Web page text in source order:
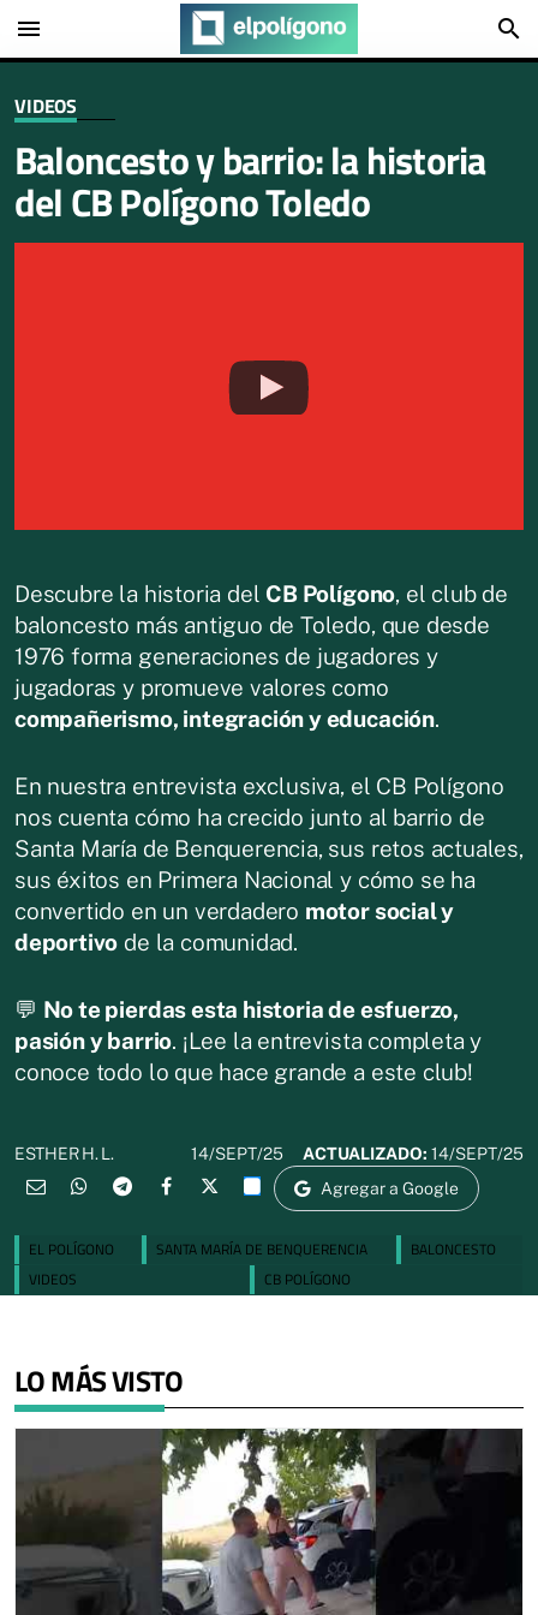
menu search
VIDEOS
Baloncesto y barrio: la historia
del CB Polígono Toledo
Descubre la historia del CB Polígono, el club de
baloncesto más antiguo de Toledo, que desde
1976 forma generaciones de jugadores y
jugadoras y promueve valores como
compañerismo, integración y educación.
En nuestra entrevista exclusiva, el CB Polígono
nos cuenta cómo ha crecido junto al barrio de
Santa María de Benquerencia, sus retos actuales,
sus éxitos en Primera Nacional y cómo se ha
convertido en un verdadero motor social y
deportivo de la comunidad.
💬 No te pierdas esta historia de esfuerzo,
pasión y barrio. ¡Lee la entrevista completa y
conoce todo lo que hace grande a este club!
ESTHER H. L. 14/SEPT/25 ACTUALIZADO: 14/SEPT/25
Agregar a Google
EL POLÍGONO SANTA MARÍA DE BENQUERENCIA
BALONCESTO
VIDEOS
CB POLÍGONO
LO MÁS VISTO